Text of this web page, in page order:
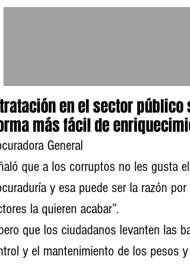
en el sector público
más fácil de
General
que a los corruptos no les gusta
y esa puede ser la razón
la quieren acabar”.
que los ciudadanos levanten las
y el mantenimiento de los pesos